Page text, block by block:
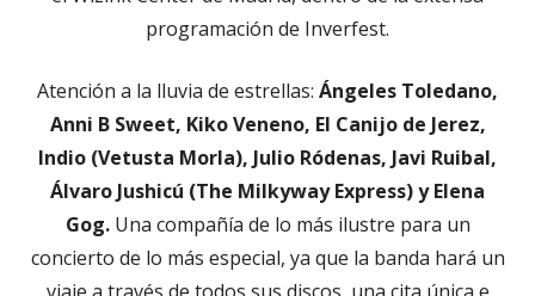
programación de Inverfest.
Atención a la lluvia de estrellas: Ángeles Toledano,
Anni B Sweet, Kiko Veneno, El Canijo de Jerez,
Indio (Vetusta Morla), Julio Ródenas, Javi Ruibal,
Álvaro Jushicú (The Milkyway Express) y Elena
Gog.Una compañía de lo más ilustre para un
concierto de lo más especial, ya que la banda hará un